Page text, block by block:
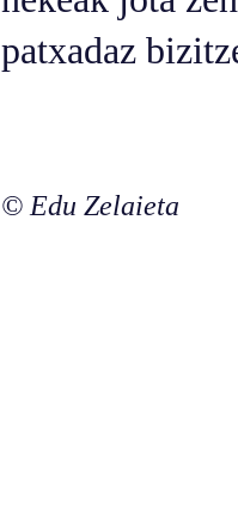
patxadaz
© Edu Zelaieta